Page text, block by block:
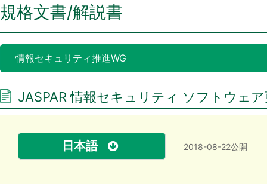
規格文書/解説書
情報セキュリティ推進WG
JASPAR 情報セキュリティ ソフトウェ
日本語 2018-08-22公開